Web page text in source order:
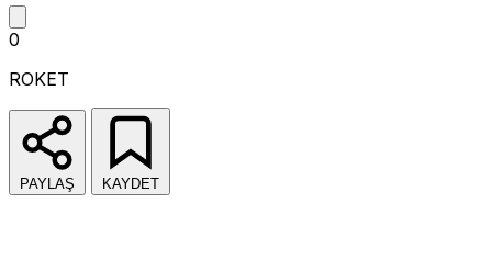
0
ROKET
PAYLAŞ KAYDET